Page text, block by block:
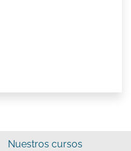
Nuestros cursos